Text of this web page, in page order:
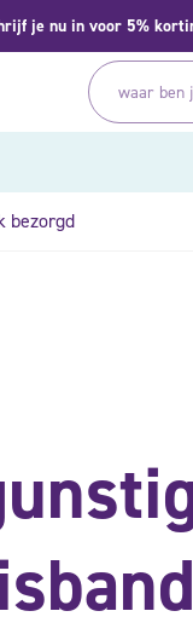
je nu in voor 5%
bezorgd